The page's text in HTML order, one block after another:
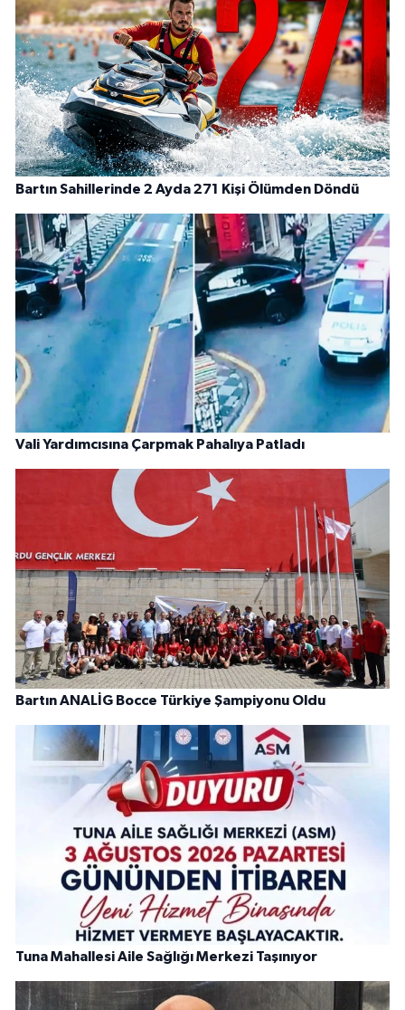
Bartın Sahillerinde 2 Ayda 271 Kişi Ölümden Döndü
Vali Yardımcısına Çarpmak Pahalıya Patladı
Bartın ANALİG Bocce Türkiye Şampiyonu Oldu
Tuna Mahallesi Aile Sağlığı Merkezi Taşınıyor